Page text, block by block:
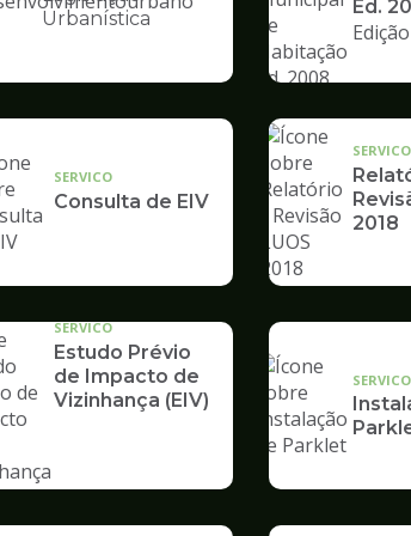
Ilustração
de
Desenvolvimento
Urbanística
Ed.
SERVICO
Consulta de EIV
SERVICO
2018
SERVICO
Estudo Prévio
de Impacto de
Vizinhança (EIV)
SERVICO